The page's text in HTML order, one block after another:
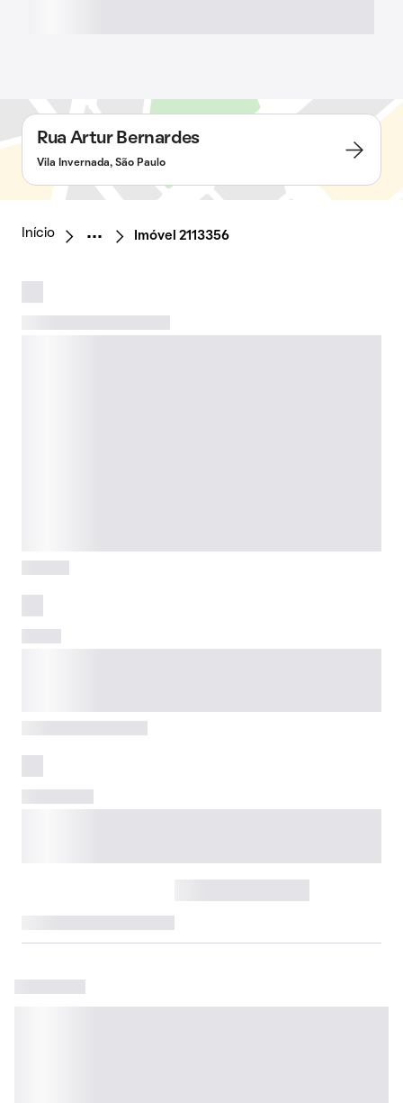
Rua Artur Bernardes
Vila Invernada, São Paulo
Início Imóvel 2113356